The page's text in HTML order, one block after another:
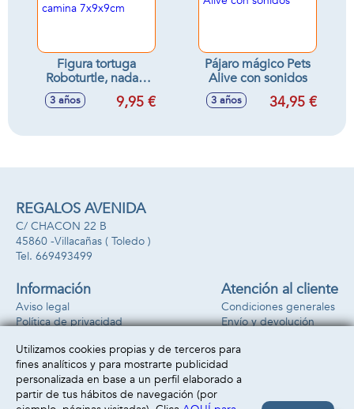
Figura tortuga
Roboturtle, nada y
camina 7x9x9cm
3 años 9,95 €
Pájaro mágico Pets
Alive con sonidos
3 años 34,95 €
REGALOS AVENIDA
C/ CHACON 22 B
45860 -Villacañas ( Toledo )
669493499
Información
Aviso legal
Política de privacidad
Atención al cliente
Condiciones generales
Envío y devolución
Formas de pago
Utilizamos cookies propias y de terceros para
fines analíticos y para mostrarte publicidad
personalizada en base a un perfil elaborado a
partir de tus hábitos de navegación (por